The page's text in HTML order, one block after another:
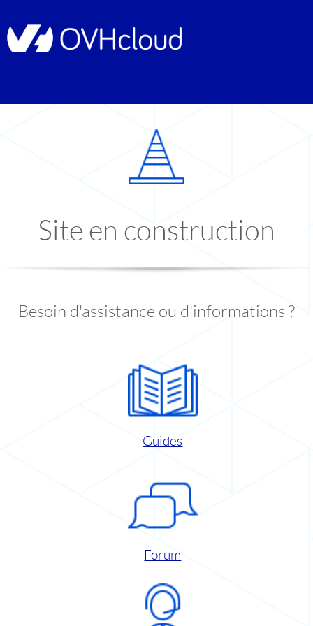
Site en construction
Besoin d'assistance ou d'informations ?
Guides
Forum